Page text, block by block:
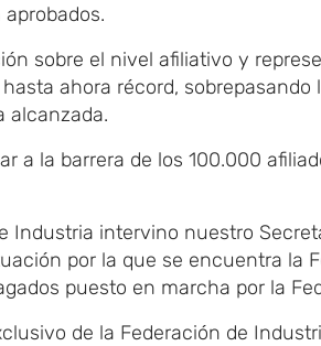
sobre el nivel afiliativo y
ahora récord,
alcanzada.
a la barrera de los 100.000
Industria intervino nuestro
por la que se encuentra la
puesto en marcha por la
de la Federación de